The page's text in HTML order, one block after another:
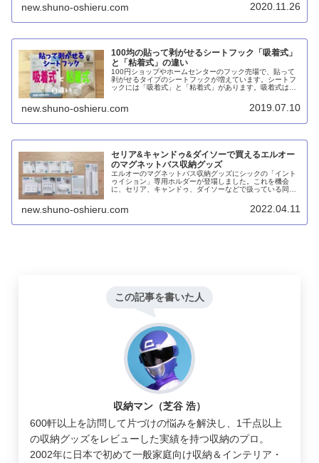
new.shuno-oshieru.com 2020.11.26
100均の貼って剥がせるシートフック「吸着式」
と「粘着式」の違い
100円ショップやホームセンターのフック売場で、貼って
剥がせるタイプのシートフックが増えています。シートフ
ックには「吸着式」と「粘着式」があります。吸着式は鏡
劣化の心配がありません。一方の粘着式は劣化しやすいも
のの多少の凸凹ならOKです。
new.shuno-oshieru.com 2019.07.10
セリア&キャンドゥ&ダイソーで買えるエルオー
のマグネットバス収納グッズ
エルオーのマグネットバス収納グッズにシックの「イント
ゥイション」専用ホルダーが登場しました。これを機会
に、セリア、キャンドゥ、ダイソーなどで扱っている同シ
new.shuno-oshieru.com 2022.04.11
この記事を書いた人
収納マン（芝谷 浩）
600軒以上を訪問して片づけの悩みを解決し、1千点以上
の収納グッズをレビューした実績を持つ収納のプロ。
2002年に日本で初めて一般家庭向け収納＆インテリア・